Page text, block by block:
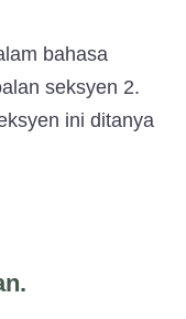
bahasa
seksyen 2.
ini ditanya